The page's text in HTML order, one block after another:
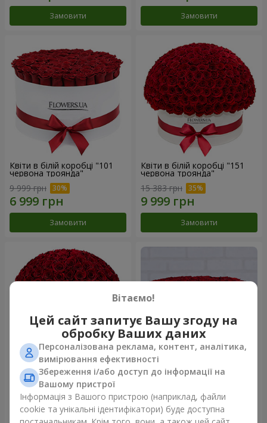
Замовити Замовити
Квіти в білій коробці "101
червона троянда"
9 999 грн
Замовити
Квіти в білій коробці "151
червона троянда"
15 383 грн
Замовити
Квіти в чорній коробці "151
червона троянда"
15 383 грн
Квіти в чорній коробці "101
червона троянда"
9 999 грн
Вітаємо!
Цей сайт запитує Вашу згоду на
обробку Ваших даних
Персоналізована реклама, контент, аналітика,
вимірювання ефективності
Збереження і/або доступ до інформації на
Вашому пристрої
Інформація з Вашого пристрою (наприклад, файли
cookie та унікальні ідентифікатори) буде доступна